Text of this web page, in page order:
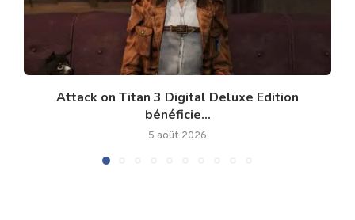
Attack on Titan 3 Digital Deluxe Edition
bénéficie...
5 août 2026